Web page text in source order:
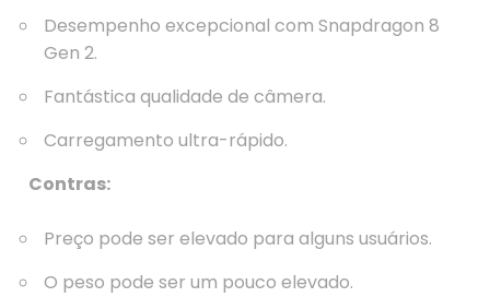
Desempenho excepcional com Snapdragon 8
Gen 2.
Fantástica qualidade de câmera.
Carregamento ultra-rápido.
Contras:
Preço pode ser elevado para alguns usuários.
O peso pode ser um pouco elevado.